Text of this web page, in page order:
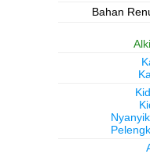
Bahan